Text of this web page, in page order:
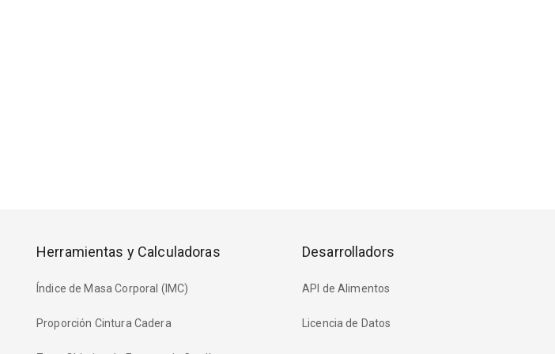
Herramientas y Calculadoras
Índice de Masa Corporal (IMC)
Proporción Cintura Cadera
Desarrolladors
API de Alimentos
Licencia de Datos